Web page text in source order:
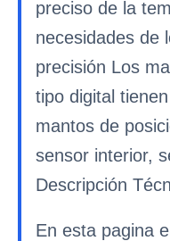
preciso de la
necesidades de
precisión Los
tipo digital
mantos de
sensor interior,
Descripción
En esta pagina